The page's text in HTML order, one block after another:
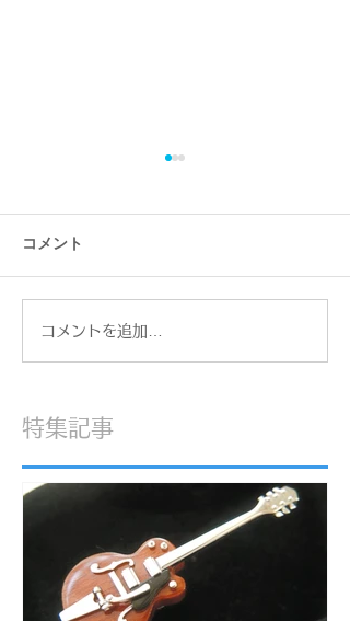
order＃24003
コメント
コメントを追加…
特集記事